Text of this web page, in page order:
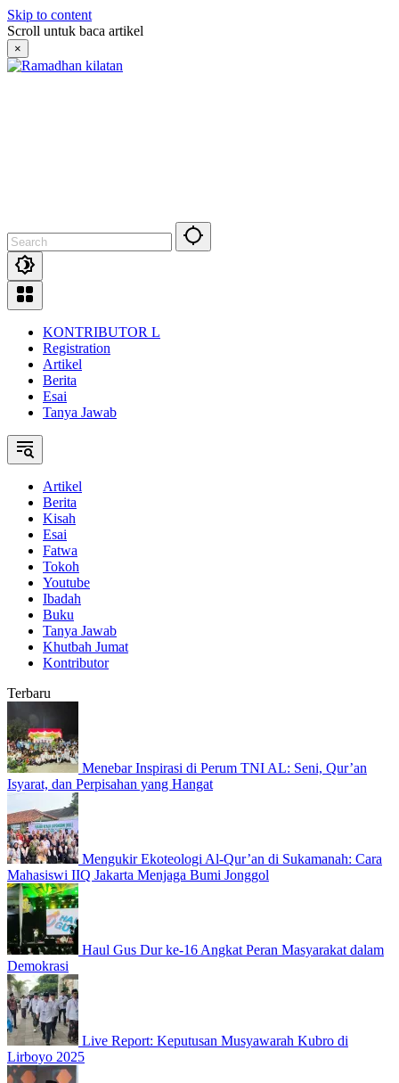
Skip to content
Scroll untuk baca artikel
×
KONTRIBUTOR L
Registration
Artikel
Berita
Esai
Tanya Jawab
Artikel
Berita
Kisah
Esai
Fatwa
Tokoh
Youtube
Ibadah
Buku
Tanya Jawab
Khutbah Jumat
Kontributor
Terbaru
Menebar Inspirasi di Perum TNI AL: Seni, Qur’an
Isyarat, dan Perpisahan yang Hangat
Mengukir Ekoteologi Al-Qur’an di Sukamanah: Cara
Mahasiswi IIQ Jakarta Menjaga Bumi Jonggol
Haul Gus Dur ke-16 Angkat Peran Masyarakat dalam
Demokrasi
Live Report: Keputusan Musyawarah Kubro di
Lirboyo 2025